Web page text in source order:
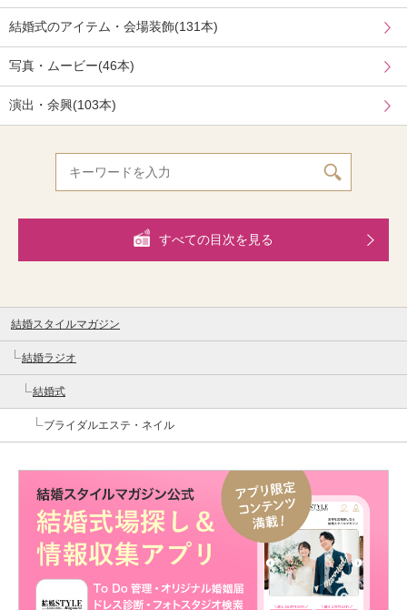
結婚式のアイテム・会場装飾(131本)
写真・ムービー(46本)
演出・余興(103本)
すべての目次を見る
結婚スタイルマガジン
結婚ラジオ
結婚式
ブライダルエステ・ネイル